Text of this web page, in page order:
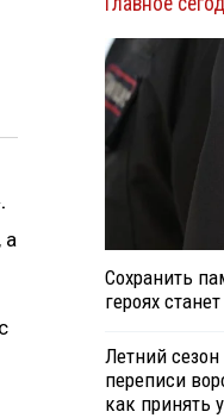
а
Сохранить
героях
Летний
переписи
как принять